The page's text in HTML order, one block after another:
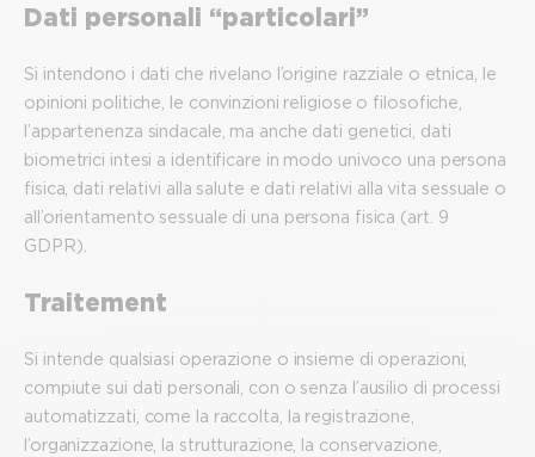
Dati personali “particolari”
Si intendono i dati che rivelano l’origine razziale o etnica, le
opinioni politiche, le convinzioni religiose o filosofiche,
l’appartenenza sindacale, ma anche dati genetici, dati
biometrici intesi a identificare in modo univoco una persona
fisica, dati relativi alla salute e dati relativi alla vita sessuale o
all’orientamento sessuale di una persona fisica (art. 9
GDPR).
Traitement
Si intende qualsiasi operazione o insieme di operazioni,
compiute sui dati personali, con o senza l’ausilio di processi
automatizzati, come la raccolta, la registrazione,
l’organizzazione, la strutturazione, la conservazione,